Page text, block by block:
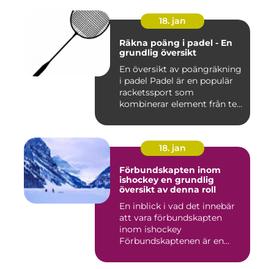
18. jan
Räkna poäng i padel - En
grundlig översikt
En översikt av poängräkning
i padel Padel är en populär
racketssport som
kombinerar element från te...
18. jan
Förbundskapten inom
ishockey en grundlig
översikt av denna roll
En inblick i vad det innebär
att vara förbundskapten
inom ishockey
Förbundskaptenen är en